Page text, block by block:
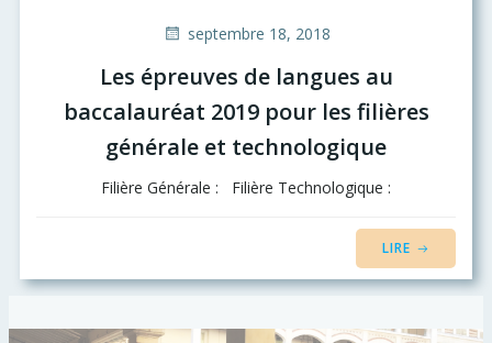
septembre 18, 2018
Les épreuves de langues au
baccalauréat 2019 pour les filières
générale et technologique
Filière Générale : Filière Technologique :
LIRE